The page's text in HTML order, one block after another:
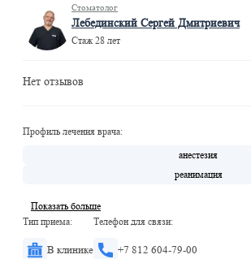
Стоматолог
Лебединский Сергей Дмитриевич
Стаж 28 лет
Нет отзывов
Профиль лечения врача:
анестезия
реанимация
Показать больше
Тип приема:
В клинике
Телефон для связи:
+7 812 604-79-00